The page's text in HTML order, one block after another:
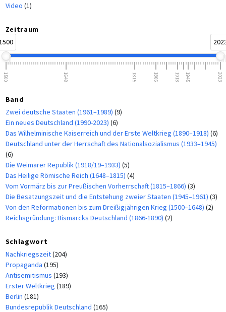
Video (1)
Zeitraum
1500 1648 1815 1866 1918 1945 2023
Band
Zwei deutsche Staaten (1961–1989) (9)
Ein neues Deutschland (1990-2023) (6)
Das Wilhelminische Kaiserreich und der Erste Weltkrieg (1890–1918) (6)
Deutschland unter der Herrschaft des Nationalsozialismus (1933–1945)
(6)
Die Weimarer Republik (1918/19–1933) (5)
Das Heilige Römische Reich (1648–1815) (4)
Vom Vormärz bis zur Preußischen Vorherrschaft (1815–1866) (3)
Die Besatzungszeit und die Entstehung zweier Staaten (1945–1961) (3)
Von den Reformationen bis zum Dreißigjährigen Krieg (1500–1648) (2)
Reichsgründung: Bismarcks Deutschland (1866-1890) (2)
Schlagwort
Nachkriegszeit(204)
Propaganda (195)
Antisemitismus (193)
Erster Weltkrieg (189)
Berlin (181)
Bundesrepublik Deutschland (165)